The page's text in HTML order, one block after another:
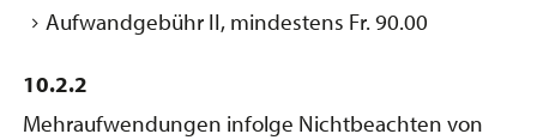
Aufwandgebühr II, mindestens Fr. 90.00
10.2.2
Mehraufwendungen infolge Nichtbeachten von